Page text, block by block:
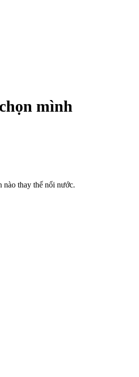
mình
nào thay thế nổi nước.